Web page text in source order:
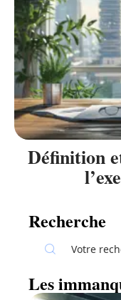
Définition
Recherche
Les